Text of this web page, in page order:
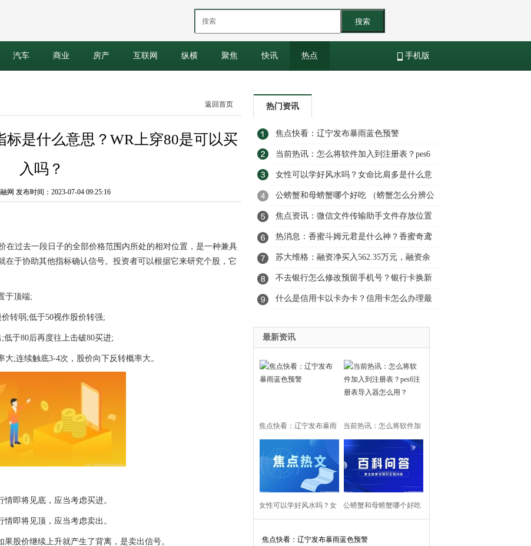
搜索
汽车 商业 房产 互联网 纵横 聚焦 快讯 热点 手机版
返回首页
标是什么意思？WR上穿80是可以买
入吗？
网 发布时间：2023-07-04 09:25:16
在过去一段日子的全部价格范围内所处的相对位置，是一种兼具
在于协助其他指标确认信号。投资者可以根据它来研究个股，它
于顶端;
转弱;低于50视作股价转强;
于80后再度往上击破80买进;
;连续触底3-4次，股价向下反转概率大。
即将见底，应当考虑买进。
即将见顶，应当考虑卖出。
股价继续上升就产生了背离，是卖出信号。
热门资讯
焦点快看：辽宁发布暴雨蓝色预警
当前热讯：怎么将软件加入到注册表？pes6
注册表导入器怎么用？
女性可以学好风水吗？女命比肩多是什么意
思？
公螃蟹和母螃蟹哪个好吃 （螃蟹怎么分辨公
母）|环球百事通
焦点资讯：微信文件传输助手文件存放位置
在哪？微信文件传输助手是真人吗？
热消息：香蜜斗姆元君是什么神？香蜜奇鸢
为什么帮天后？
苏大维格：融资净买入562.35万元，融资余
额1.02亿元（07-03）
不去银行怎么修改预留手机号？银行卡换新
手机号了怎么更改？-天天热资讯
什么是信用卡以卡办卡？信用卡怎么办理最
最新资讯
焦点快看：辽宁发布暴雨
蓝色预警
当前热讯：怎么将软件加
入到注册表？pes6注册表
女性可以学好风水吗？女 公螃蟹和母螃蟹哪个好吃
·焦点快看：辽宁发布暴雨蓝色预警